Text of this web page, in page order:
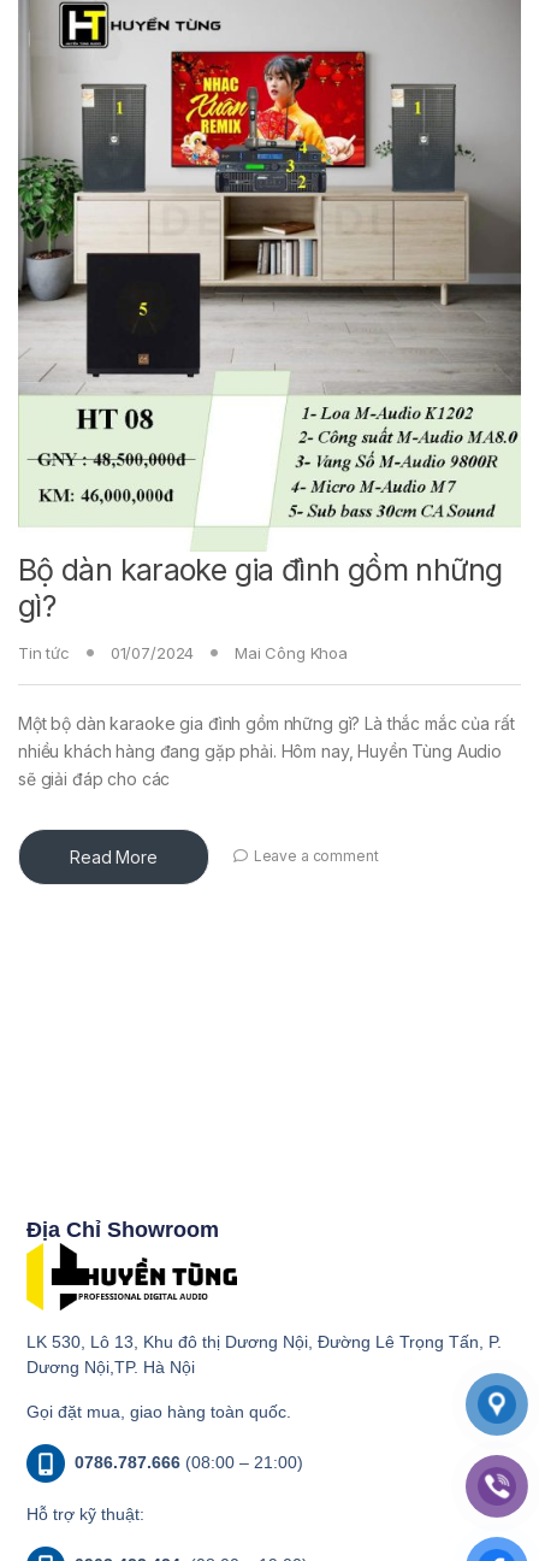
Bộ dàn karaoke gia đình gồm những
gì?
Tin tức 01/07/2024 Mai Công Khoa
Một bộ dàn karaoke gia đình gồm những gì? Là thắc mắc của rất
nhiều khách hàng đang gặp phải. Hôm nay, Huyền Tùng Audio
sẽ giải đáp cho các
Read More Leave a comment
Địa Chỉ Showroom
LK 530, Lô 13, Khu đô thị Dương Nội, Đường Lê Trọng Tấn, P.
Dương Nội,TP. Hà Nội
Gọi đặt mua, giao hàng toàn quốc.
0786.787.666 (08:00 – 21:00)
Hỗ trợ kỹ thuật: